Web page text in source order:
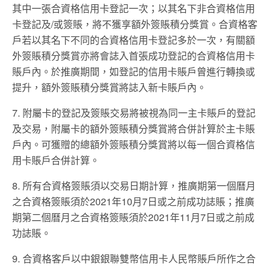
其中一張合資格信用卡登記一次；以其名下非合資格信用
卡登記及/或簽賬，將不獲享額外簽賬積分獎賞。合資格客
戶若以其名下不同的合資格信用卡登記多於一次，有關額
外簽賬積分獎賞亦將會誌入首張成功登記的合資格信用卡
賬戶內。於推廣期間，如登記的信用卡賬戶曾進行轉換或
提升，額外簽賬積分獎賞將誌入新卡賬戶內。
7. 附屬卡的登記及簽賬交易將被視為同一主卡賬戶的登記
及交易，附屬卡的額外簽賬積分獎賞將合併計算於主卡賬
戶內。可獲贈的總額外簽賬積分獎賞將以每一個合資格信
用卡賬戶合併計算。
8. 所有合資格簽賬須以交易日期計算，推廣期第一個曆月
之合資格簽賬須於2021年10月7日或之前成功誌賬；推廣
期第二個曆月之合資格簽賬須於2021年11月7日或之前成
功誌賬。
9. 合資格客戶以中銀銀聯雙幣信用卡人民幣賬戶所作之合